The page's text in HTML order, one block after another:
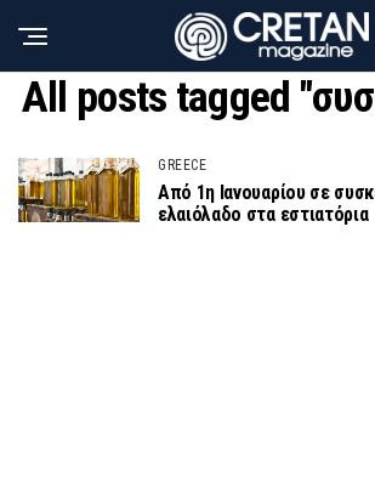
All posts tagged
GREECE
Από 1η Ιανουαρίου σε
ελαιόλαδο στα εστιατόρια